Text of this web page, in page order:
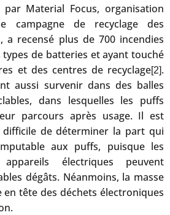
Material Focus, organisation
campagne de recyclage des
a recensé plus de 700 incendies
de batteries et ayant touché
et des centres de recyclage[2].
aussi survenir dans des balles
dans lesquelles les puffs
parcours après usage. Il est
difficile de déterminer la part qui
aux puffs, puisque les
électriques peuvent
dégâts. Néanmoins, la masse
en tête des déchets électroniques